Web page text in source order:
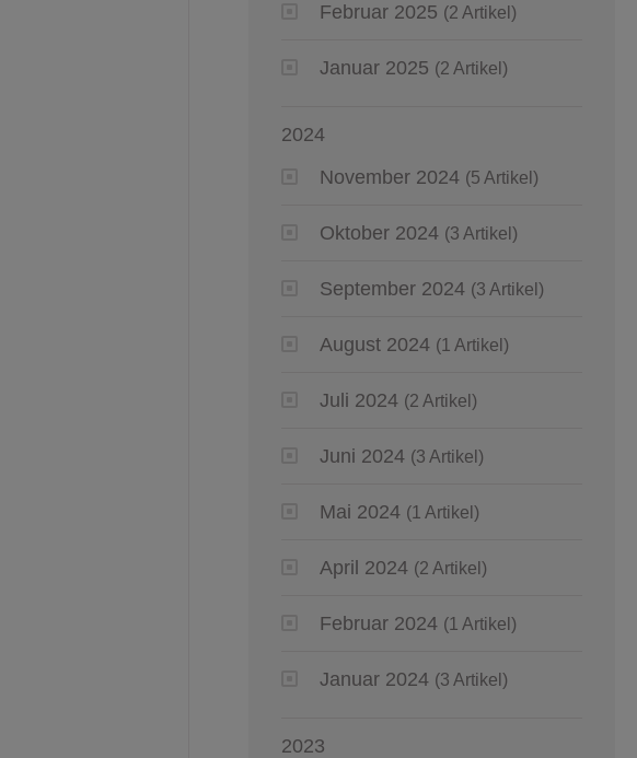
Februar 2025 (2 Artikel)
Januar 2025 (2 Artikel)
2024
November 2024 (5 Artikel)
Oktober 2024 (3 Artikel)
September 2024 (3 Artikel)
August 2024 (1 Artikel)
Juli 2024 (2 Artikel)
Juni 2024 (3 Artikel)
Mai 2024 (1 Artikel)
April 2024 (2 Artikel)
Februar 2024 (1 Artikel)
Januar 2024 (3 Artikel)
2023